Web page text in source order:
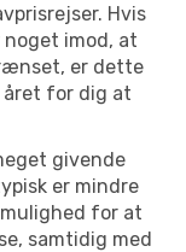
Hvis
imod, at
er dette
for dig at
givende
er mindre
for at
samtidig med